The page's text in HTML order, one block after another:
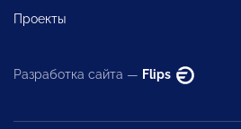
Проекты
Разработка сайта — Flips